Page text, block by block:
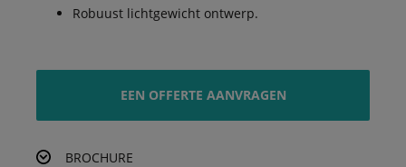
Robuust lichtgewicht ontwerp.
EEN OFFERTE AANVRAGEN
BROCHURE